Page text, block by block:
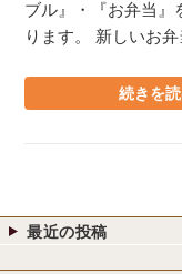
ブル』・『お弁当』
ります。 新しいお
続きを
最近の投稿